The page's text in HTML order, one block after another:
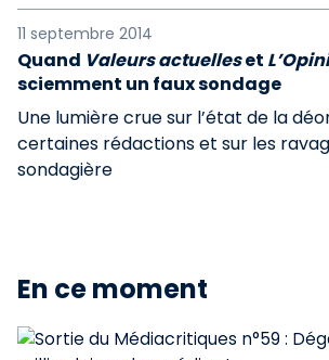
11 septembre 2014
Quand Valeurs actuelleset
sciemment un faux sondage
Une lumière crue sur l’état de la
certaines rédactions et sur les
sondagière
En ce moment